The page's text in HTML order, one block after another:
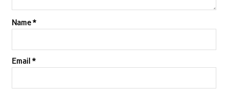
Name*
Email *